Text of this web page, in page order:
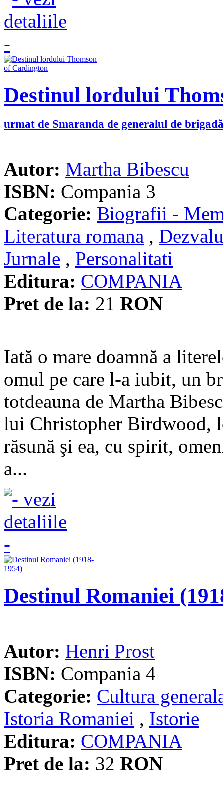
Destinul lordului
urmat de Smaranda de generalul de
Autor: Martha Bibescu
ISBN: Compania 3
Categorie: Biografii -
Literatura romana ,
Jurnale , Personalitati
Editura: COMPANIA
Pret de la: 21 RON
Iată o mare doamnă a
omul pe care l-a iubit, un
totdeauna de Martha
lui Christopher Birdwood,
răsună şi ea, cu spirit,
a...
Destinul Romaniei
Autor: Henri Prost
ISBN: Compania 4
Categorie: Cultura
Istoria Romaniei , Istorie
Editura: COMPANIA
Pret de la: 32 RON